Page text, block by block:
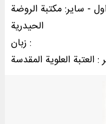
- سایر: مکتبة الروضة
الحیدریة
زبان :
: العتبة العلوية المقدسة